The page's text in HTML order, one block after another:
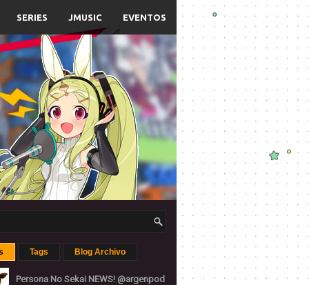
SERIES JMUSIC EVENTOS
Tags Blog Archivo
Persona No Sekai NEWS! @argenpod